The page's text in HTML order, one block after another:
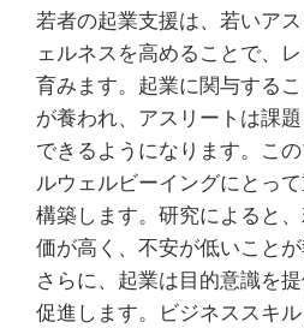
若者の起業支援は、若いア
ェルネスを高めることで、
育みます。起業に関与する
が養われ、アスリートは課
できるようになります。こ
ルウェルビーイングにとっ
構築します。研究によると
価が高く、不安が低いことが
さらに、起業は目的意識を
促進します。ビジネススキ